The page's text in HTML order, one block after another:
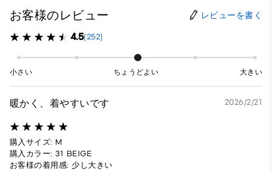
お客様のレビュー レビューを書く
4.5(252)
小さい ちょうどよい 大きい
暖かく、着やすいです 2026/2/21
購入サイズ: M
購入カラー: 31 BEIGE
お客様の着用感: 少し大きい